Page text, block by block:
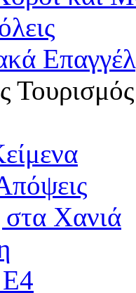
Τουρισμός
στα Χανιά